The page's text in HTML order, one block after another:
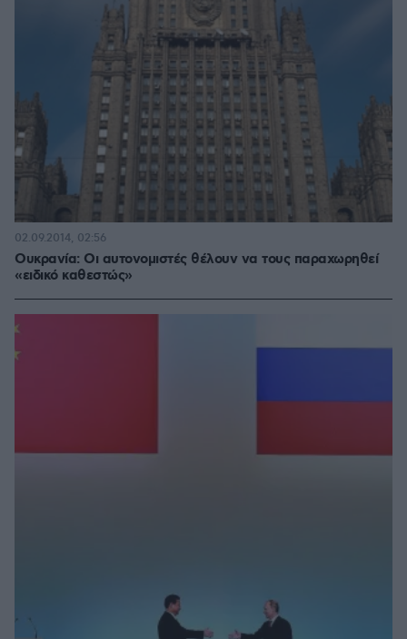
Ουκρανία: Οι αυτονομιστές θέλουν να τους παραχωρηθεί
«ειδικό καθεστώς»
02.09.2014, 02:56